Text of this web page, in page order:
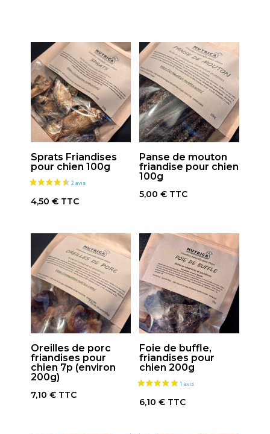
Sprats Friandises
pour chien 100g
4,50€ TTC
Panse de mouton
friandise pour chien
100g
5,00 € TTC
Oreilles de porc
friandises pour
chien 7p (environ
200g)
7,10€ TTC
Foie de buffle,
friandises pour
chien 200g
6,10 € TTC